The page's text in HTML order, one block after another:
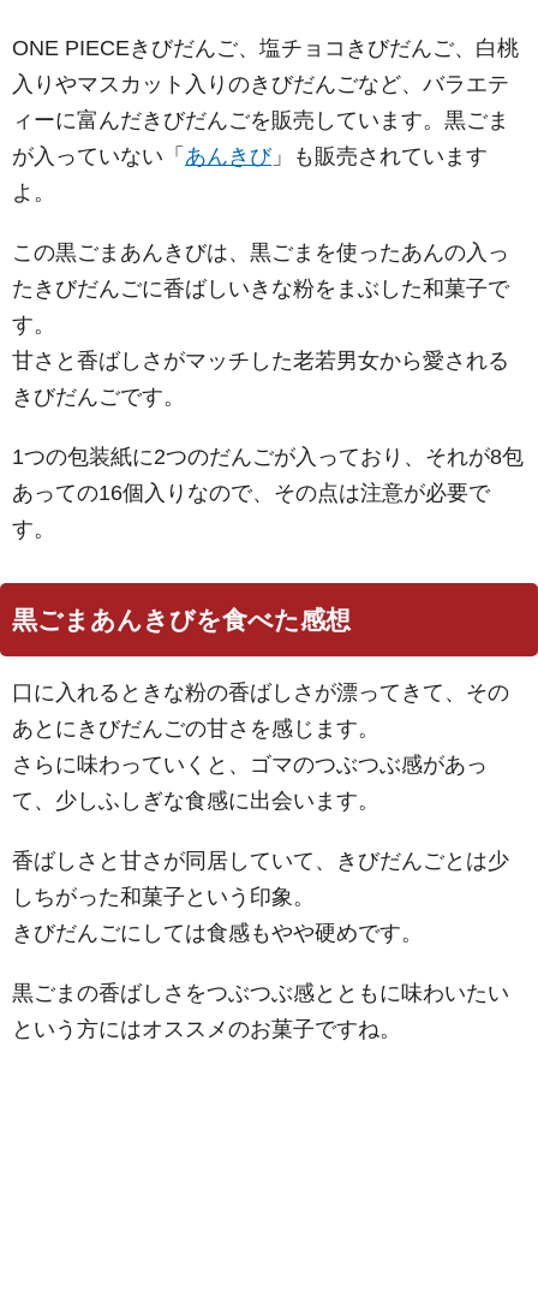
ONE PIECEきびだんご、塩チョコきびだんご、白桃
入りやマスカット入りのきびだんごなど、バラエテ
ィーに富んだきびだんごを販売しています。黒ごま
が入っていない「 あんきび」も販売されています
よ。
この黒ごまあんきびは、黒ごまを使ったあんの入っ
たきびだんごに香ばしいきな粉をまぶした和菓子で
す。
甘さと香ばしさがマッチした老若男女から愛される
きびだんごです。
1つの包装紙に2つのだんごが入っており、それが8包
あっての16個入りなので、その点は注意が必要で
す。
黒ごまあんきびを食べた感想
口に入れるときな粉の香ばしさが漂ってきて、その
あとにきびだんごの甘さを感じます。
さらに味わっていくと、ゴマのつぶつぶ感があっ
て、少しふしぎな食感に出会います。
香ばしさと甘さが同居していて、きびだんごとは少
しちがった和菓子という印象。
きびだんごにしては食感もやや硬めです。
黒ごまの香ばしさをつぶつぶ感とともに味わいたい
という方にはオススメのお菓子ですね。